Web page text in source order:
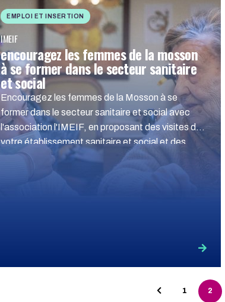
EMPLOI ET INSERTION
IMEIF
encouragez les femmes de la mosson
à se former dans le secteur sanitaire
et social
Encouragez les femmes de la Mosson à se
former dans le secteur sanitaire et social avec
l'association l'IMEIF, en proposant des visites de
votre établissement sanitaire et social et des
rencontres entre vos professionnels et les
stagiaires de l’association
Page précédente
1 2